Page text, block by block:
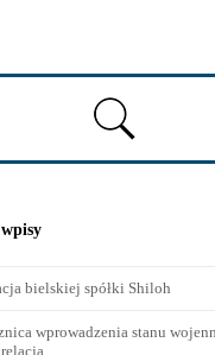
bielskiej spółki Shiloh
wprowadzenia stanu